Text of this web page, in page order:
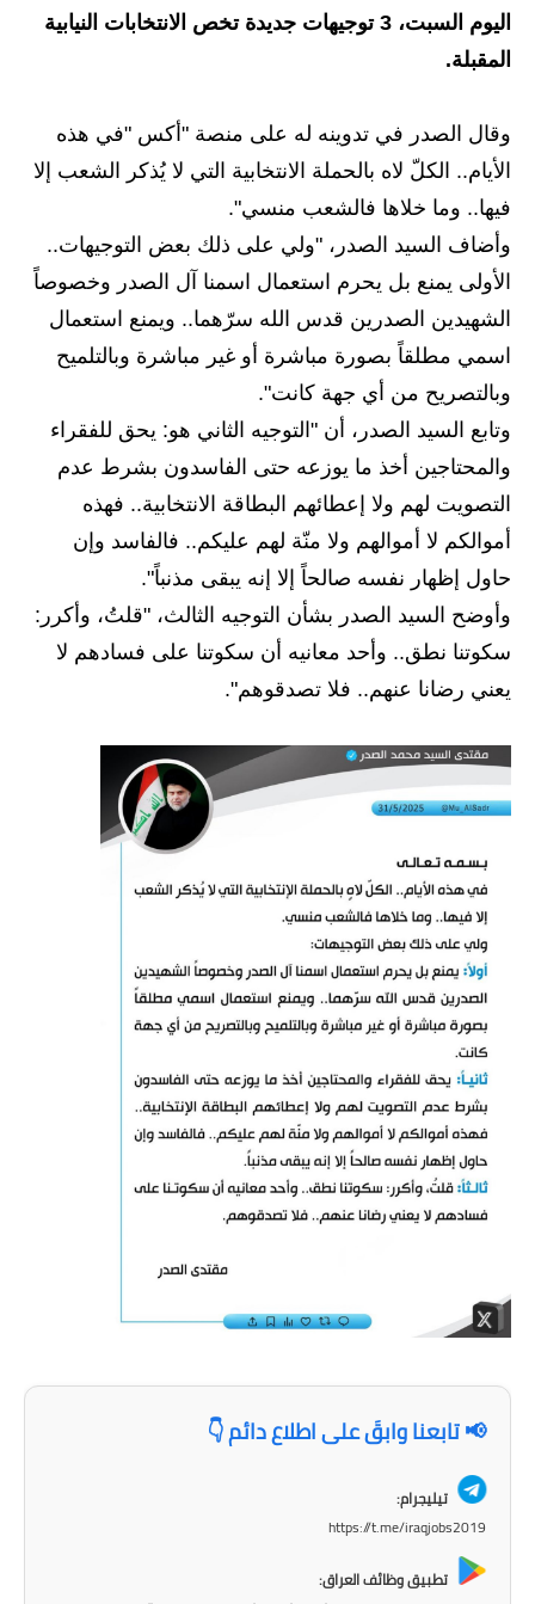
الاخبار الاقتصادية
المدارس
اخبار وقرارات وزارة التربية
نتائج الامتحانات
المرحلة الابتدائية
المرحلة المتوسطة
المرحلة الاعدادية
اسئلة وزارية
المرحلة الابتدائية
المرحلة المتوسطة
المرحلة الاعدادية
مرشحات
المرحلة الابتدائية
المرحلة المتوسطة
المرحلة الابتدائية
المرحلة المتوسطة
المرحلة الاعدادية
ملازم دراسية
المرحلة الابتدائية
المرحلة الابتدائية
اليوم السبت، 3 توجيهات جديدة تخص الانتخابات النيابية
المقبلة.
وقال الصدر في تدوينه له على منصة "أكس "في هذه
الأيام.. الكلّ لاه بالحملة الانتخابية التي لا يُذكر الشعب إلا
فيها.. وما خلاها فالشعب منسي".
وأضاف السيد الصدر، "ولي على ذلك بعض التوجيهات..
الأولى يمنع بل يحرم استعمال اسمنا آل الصدر وخصوصاً
الشهيدين الصدرين قدس الله سرّهما.. ويمنع استعمال
اسمي مطلقاً بصورة مباشرة أو غير مباشرة وبالتلميح
وبالتصريح من أي جهة كانت".
وتابع السيد الصدر، أن "التوجيه الثاني هو: يحق للفقراء
والمحتاجين أخذ ما يوزعه حتى الفاسدون بشرط عدم
التصويت لهم ولا إعطائهم البطاقة الانتخابية.. فهذه
أموالكم لا أموالهم ولا منّة لهم عليكم.. فالفاسد وإن
حاول إظهار نفسه صالحاً إلا إنه يبقى مذنباً".
وأوضح السيد الصدر بشأن التوجيه الثالث، "قلتُ، وأكرر:
سكوتنا نطق.. وأحد معانيه أن سكوتنا على فسادهم لا
يعني رضانا عنهم.. فلا تصدقوهم".
📢 تابعنا وابقَ على اطلاع دائم 👇
تيليجرام:
https://t.me/iraqjobs2019
تطبيق وظائف العراق: